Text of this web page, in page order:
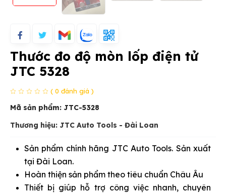
Thước đo độ mòn lốp điện tử
JTC 5328
( 0 đánh giá )
Mã sản phẩm: JTC-5328
Thương hiệu: JTC Auto Tools - Đài Loan
Sản phẩm chính hãng JTC Auto Tools. Sản xuất
tại Đài Loan.
Hoàn thiện sản phẩm theo tiêu chuẩn Châu Âu
Thiết bị giúp hỗ trợ công việc nhanh, chuyên